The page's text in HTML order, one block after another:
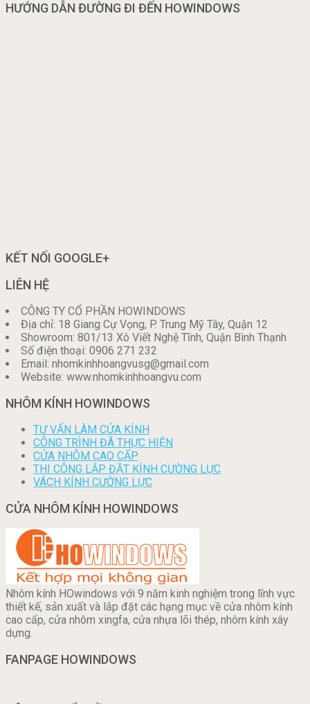
HƯỚNG DẪN ĐƯỜNG ĐI ĐẾN HOWINDOWS
KẾT NỐI GOOGLE+
LIÊN HỆ
CÔNG TY CỔ PHẦN HOWINDOWS
Địa chỉ: 18 Giang Cự Vọng, P. Trung Mỹ Tây, Quận 12
Showroom: 801/13 Xô Viết Nghệ Tĩnh, Quận Bình Thạnh
Số điện thoại: 0906 271 232
Email: nhomkinhhoangvusg@gmail.com
Website: www.nhomkinhhoangvu.com
NHÔM KÍNH HOWINDOWS
TƯ VẤN LÀM CỬA KÍNH
CÔNG TRÌNH ĐÃ THỰC HIỆN
CỬA NHÔM CAO CẤP
THI CÔNG LẮP ĐẶT KÍNH CƯỜNG LỰC
VÁCH KÍNH CƯỜNG LỰC
CỬA NHÔM KÍNH HOWINDOWS
Nhôm kính HOwindows với 9 năm kinh nghiệm trong lĩnh vực
thiết kế, sản xuất và lắp đặt các hạng mục về cửa nhôm kính
cao cấp, cửa nhôm xingfa, cửa nhựa lõi thép, nhôm kính xây
dựng.
FANPAGE HOWINDOWS